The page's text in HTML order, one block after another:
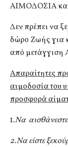
ΑΙΜΟΔΟΣΙΑ
Δεν πρέπει να
δώρο Ζωής για
από μετάγγιση
Απαραίτητες
αιμοδοσία του
προσφορά
1.Να
2.Να είστε